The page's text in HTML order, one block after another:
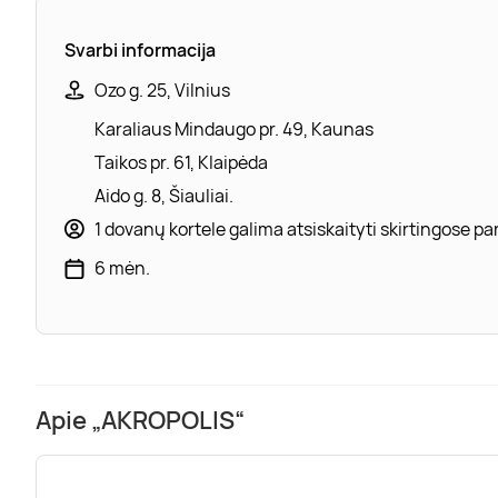
Svarbi informacija
Ozo g. 25, Vilnius
Karaliaus Mindaugo pr. 49, Kaunas
Taikos pr. 61, Klaipėda
Aido g. 8, Šiauliai.
1 dovanų kortele galima atsiskaityti skirtingose
6 mėn.
Apie „AKROPOLIS“